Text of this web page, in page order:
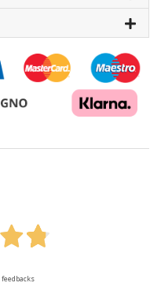
feedbacks